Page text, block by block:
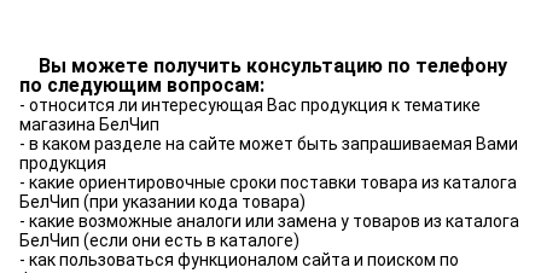
Вы можете получить консультацию по телефону
по следующим вопросам:
- относится ли интересующая Вас продукция к тематике
магазина БелЧип
- в каком разделе на сайте может быть запрашиваемая Вами
продукция
- какие ориентировочные сроки поставки товара из каталога
БелЧип (при указании кода товара)
- какие возможные аналоги или замена у товаров из каталога
БелЧип (если они есть в каталоге)
- как пользоваться функционалом сайта и поиском по